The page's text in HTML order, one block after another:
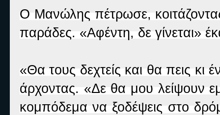
Ο Μανώλης πέτρωσε,
παράδες. «Αφέντη, δε γίνεται»
«Θα τους δεχτείς και θα πεις κι
άρχοντας. «Δε θα μου λείψουν
κομπόδεμα να ξοδέψεις στο